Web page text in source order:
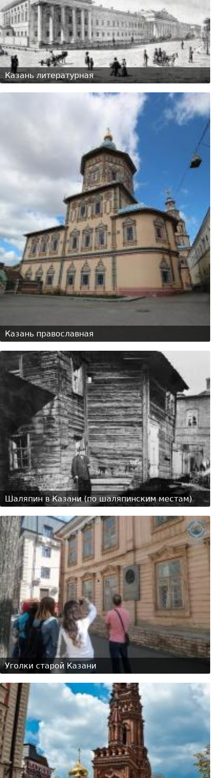
Казань литературная
Казань православная
Шаляпин в Казани (по шаляпинским местам)
Уголки старой Казани